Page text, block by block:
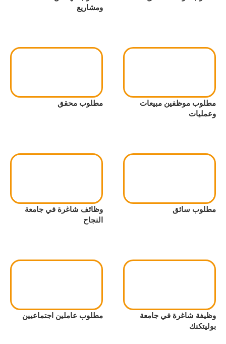
ومشاريع
مطلوب موظفين مبيعات
وعمليات
مطلوب محقق
مطلوب سائق
وظائف شاغرة في جامعة
النجاح
وظيفة شاغرة في جامعة
بوليتكنك
مطلوب عاملين اجتماعيين